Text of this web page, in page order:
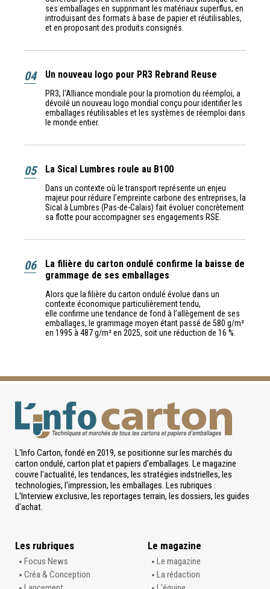
ses emballages en supprimant les matériaux superflus, en
introduisant des formats à base de papier et réutilisables,
et en proposant des produits consignés.
04 Un nouveau logo pour PR3 Rebrand Reuse
PR3, l'Alliance mondiale pour la promotion du réemploi, a
dévoilé un nouveau logo mondial conçu pour identifier les
emballages réutilisables et les systèmes de réemploi dans
le monde entier.
05 La Sical Lumbres roule au B100
Dans un contexte où le transport représente un enjeu
majeur pour réduire l’empreinte carbone des entreprises, la
Sical à Lumbres (Pas-de-Calais) fait évoluer concrètement
sa flotte pour accompagner ses engagements RSE.
06
La filière du carton ondulé confirme la baisse de
grammage de ses emballages
Alors que la filière du carton ondulé évolue dans un
contexte économique particulièrement tendu,
elle confirme une tendance de fond à l’allègement de ses
emballages, le grammage moyen étant passé de 580 g/m²
en 1995 à 487 g/m² en 2025, soit une réduction de 16 %.
L'Info Carton, fondé en 2019, se positionne sur les marchés du
carton ondulé, carton plat et papiers d'emballages. Le magazine
couvre l'actualité, les tendances, les stratégies indstrielles, les
technologies, l'impression, les emballages. Les rubriques :
L'Interview exclusive, les reportages terrain, les dossiers, les guides
d'achat.
Les rubriques
Focus News
Créa & Conception
Le magazine
Le magazine
La rédaction